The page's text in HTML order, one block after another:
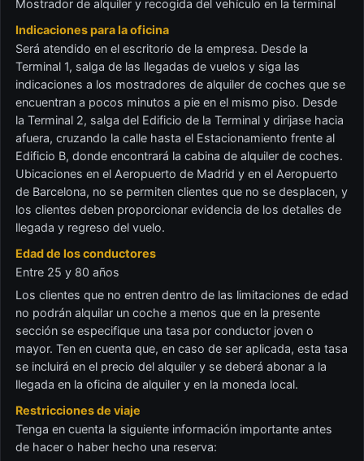
Mostrador de alquiler y recogida del vehículo en la terminal
Indicaciones para la oficina
Será atendido en el escritorio de la empresa. Desde la
Terminal 1, salga de las llegadas de vuelos y siga las
indicaciones a los mostradores de alquiler de coches que se
encuentran a pocos minutos a pie en el mismo piso. Desde
la Terminal 2, salga del Edificio de la Terminal y diríjase hacia
afuera, cruzando la calle hasta el Estacionamiento frente al
Edificio B, donde encontrará la cabina de alquiler de coches.
Ubicaciones en el Aeropuerto de Madrid y en el Aeropuerto
de Barcelona, no se permiten clientes que no se desplacen, y
los clientes deben proporcionar evidencia de los detalles de
llegada y regreso del vuelo.
Edad de los conductores
Entre 25 y 80 años
Los clientes que no entren dentro de las limitaciones de edad
no podrán alquilar un coche a menos que en la presente
sección se especifique una tasa por conductor joven o
mayor. Ten en cuenta que, en caso de ser aplicada, esta tasa
se incluirá en el precio del alquiler y se deberá abonar a la
llegada en la oficina de alquiler y en la moneda local.
Restricciones de viaje
Tenga en cuenta la siguiente información importante antes
de hacer o haber hecho una reserva: